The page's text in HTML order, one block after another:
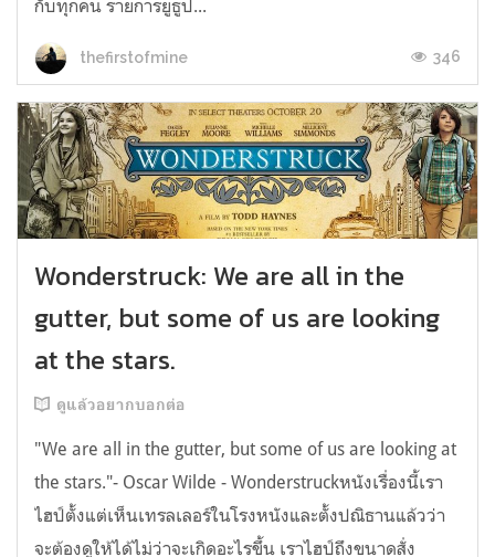
กับทุกคน รายการยูธูป...
thefirstofmine 346
Wonderstruck: We are all in the
gutter, but some of us are looking
at the stars.
ดูแล้วอยากบอกต่อ
"We are all in the gutter, but some of us are looking at
the stars."- Oscar Wilde - Wonderstruckหนังเรื่องนี้เรา
ไฮป์ตั้งแต่เห็นเทรลเลอร์ในโรงหนังและตั้งปณิธานแล้วว่า
จะต้องดูให้ได้ไม่ว่าจะเกิดอะไรขึ้น เราไฮป์ถึงขนาดสั่ง